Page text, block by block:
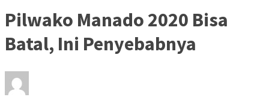
Pilwako Manado 2020 Bisa
Batal, Ini Penyebabnya